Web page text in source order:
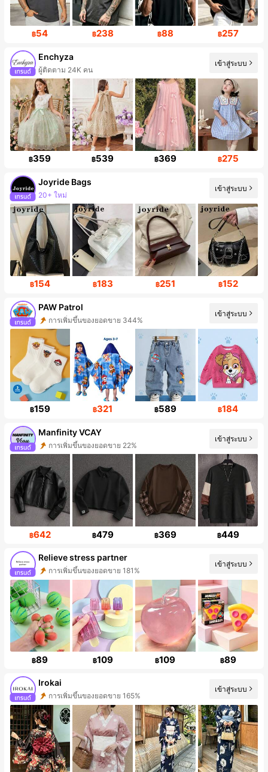
฿54 ฿238 ฿88 ฿257
Enchyza
ผู้ติดตาม 24K คน
เข้าสู่ระบบ
฿359 ฿539 ฿369 ฿275
Joyride Bags
การเพิ่มขึ้นของผู้ติดตาม 427%
เข้าสู่ระบบ
฿154 ฿183 ฿251 ฿152
PAW Patrol
ยอดผู้ติดตามขึ้น 999%+
เข้าสู่ระบบ
฿159 ฿321 ฿589 ฿184
Manfinity VCAY
การเพิ่มขึ้นของผู้ติดตาม 45%
เข้าสู่ระบบ
฿642 ฿479 ฿369 ฿449
Relieve stress partner
การเพิ่มขึ้นของผู้ติดตาม 405%
เข้าสู่ระบบ
฿89 ฿109 ฿109 ฿89
Irokai
การเพิ่มขึ้นของผู้ติดตาม 292%
เข้าสู่ระบบ